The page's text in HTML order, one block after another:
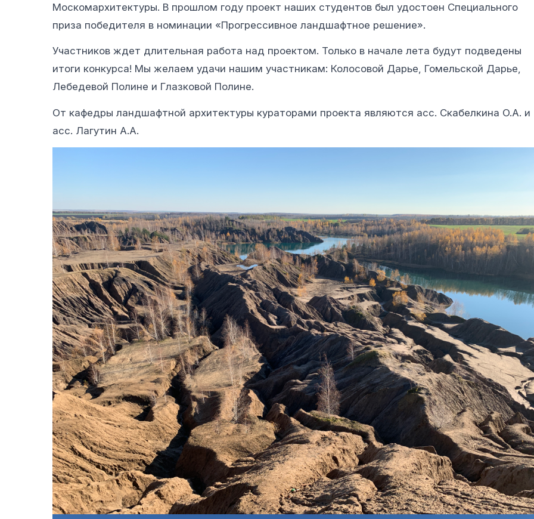
Москомархитектуры. В прошлом году проект наших студентов был удостоен Специального
приза победителя в номинации «Прогрессивное ландшафтное решение».
Участников ждет длительная работа над проектом. Только в начале лета будут подведены
итоги конкурса! Мы желаем удачи нашим участникам: Колосовой Дарье, Гомельской Дарье,
Лебедевой Полине и Глазковой Полине.
От кафедры ландшафтной архитектуры кураторами проекта являются асс. Скабелкина О.А. и
асс. Лагутин А.А.